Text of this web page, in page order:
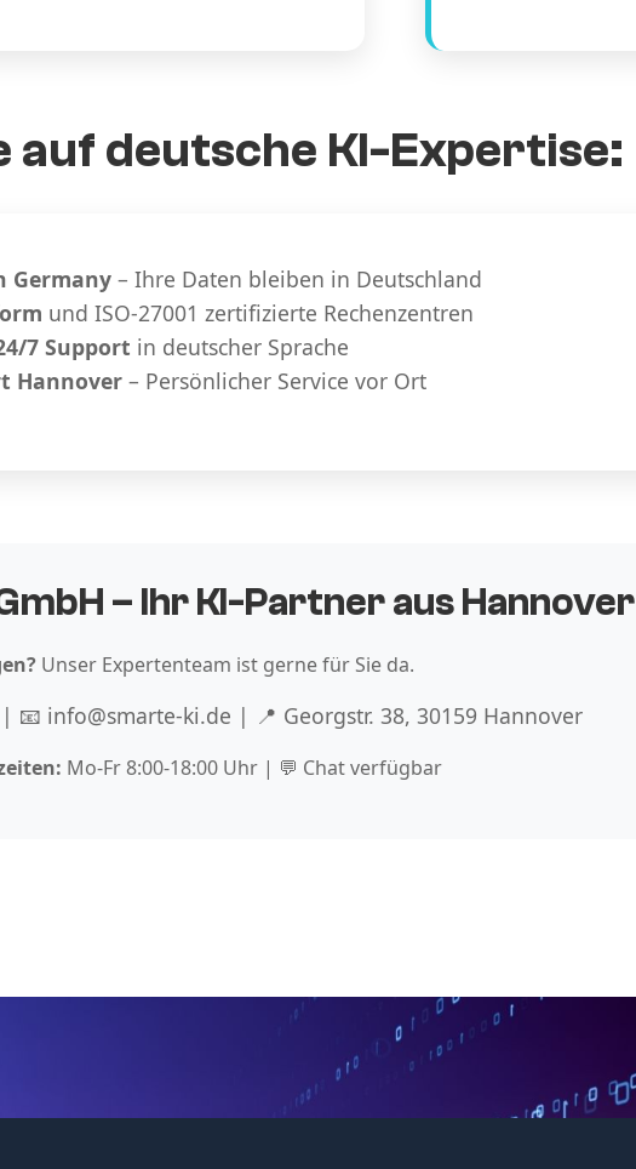
auf deutsche KI-Expertise:
Germany – Ihre Daten bleiben in Deutschland
und ISO-27001 zertifizierte Rechenzentren
7 Support in deutscher Sprache
Hannover – Persönlicher Service vor Ort
– Ihr KI-Partner aus Hannover
Unser Expertenteam ist gerne für Sie da.
| 📧 info@smarte-ki.de | 📍 Georgstr. 38, 30159 Hannover
Mo-Fr 8:00-18:00 Uhr | 💬 Chat verfügbar